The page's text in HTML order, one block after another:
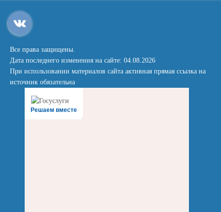
Все права защищены.
Дата последнего изменения на сайте: 04.08.2026
При использовании материалов сайта активная прямая ссылка на
источник обязательна
Решаем вместе